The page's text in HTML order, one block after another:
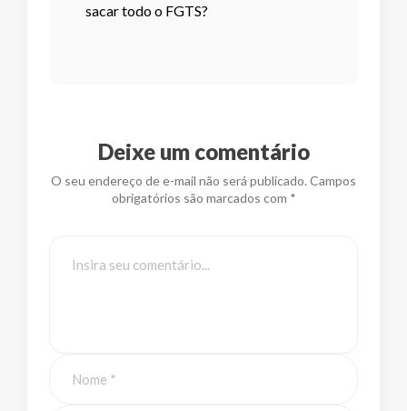
sacar todo o FGTS?
Deixe um comentário
O seu endereço de e-mail não será publicado. Campos
obrigatórios são marcados com *